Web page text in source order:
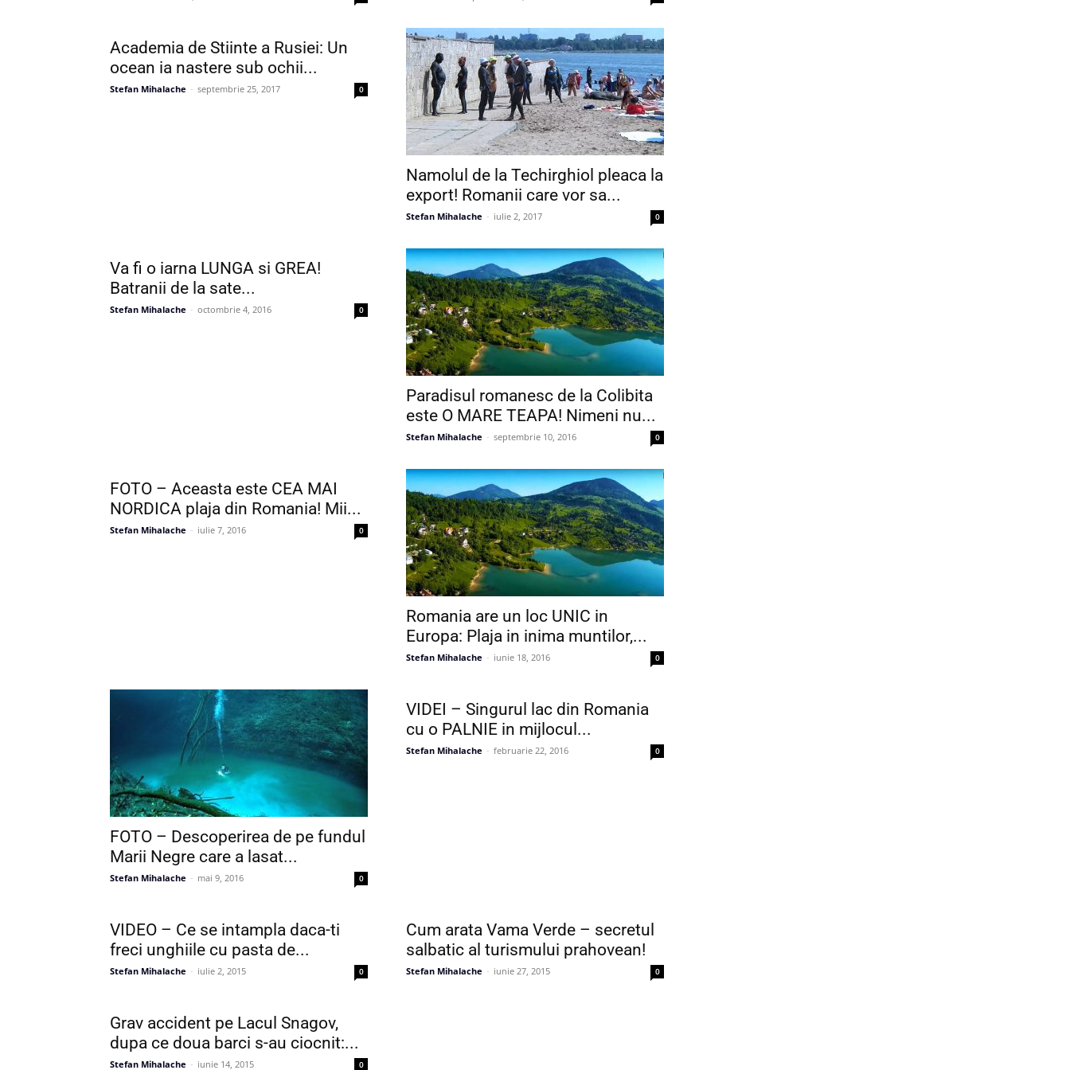
Academia de Stiinte a Rusiei: Un
ocean ia nastere sub ochii...
Stefan Mihalache - septembrie 25, 2017 0
Namolul de la Techirghiol pleaca la
export! Romanii care vor sa...
Stefan Mihalache - iulie 2, 2017 0
Va fi o iarna LUNGA si GREA!
Batranii de la sate...
Stefan Mihalache - octombrie 4, 2016 0
Paradisul romanesc de la Colibita
este O MARE TEAPA! Nimeni nu...
Stefan Mihalache - septembrie 10, 2016 0
FOTO – Aceasta este CEA MAI
NORDICA plaja din Romania! Mii...
Stefan Mihalache - iulie 7, 2016 0
Romania are un loc UNIC in
Europa: Plaja in inima muntilor,...
Stefan Mihalache - iunie 18, 2016 0
FOTO – Descoperirea de pe fundul
Marii Negre care a lasat...
Stefan Mihalache - mai 9, 2016 0
VIDEI – Singurul lac din Romania
cu o PALNIE in mijlocul...
Stefan Mihalache - februarie 22, 2016 0
VIDEO – Ce se intampla daca-ti
freci unghiile cu pasta de...
Stefan Mihalache - iulie 2, 2015 0
Cum arata Vama Verde – secretul
salbatic al turismului prahovean!
Stefan Mihalache - iunie 27, 2015 0
Grav accident pe Lacul Snagov,
dupa ce doua barci s-au ciocnit:...
Stefan Mihalache - iunie 14, 2015 0